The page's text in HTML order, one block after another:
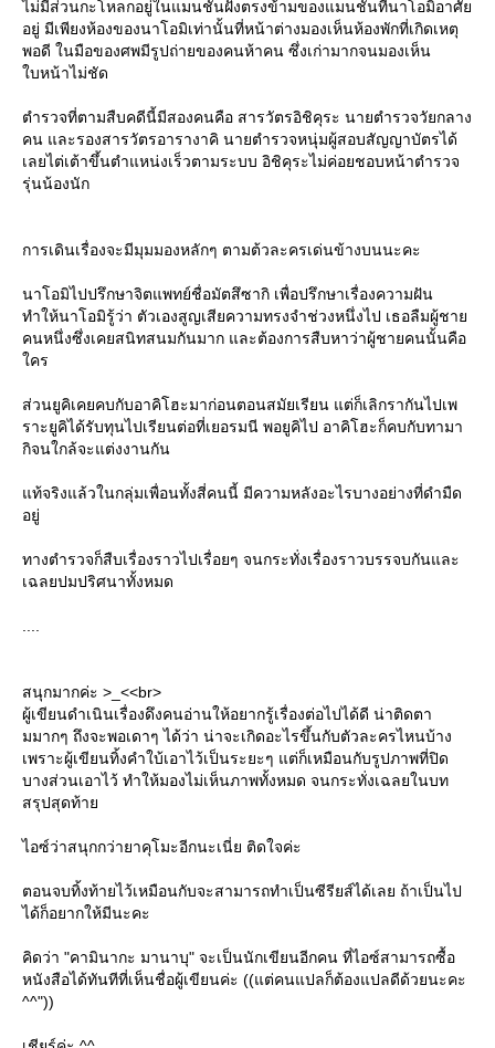
ไม่มีส่วนกะโหลกอยู่ในแมนชั่นฝั่งตรงข้ามของแมนชั่นที่นาโอมิอาศั
อยู่ มีเพียงห้องของนาโอมิเท่านั้นที่หน้าต่างมองเห็นห้องพักที่เกิดเหตุ
พอดี ในมือของศพมีรูปถ่ายของคนห้าคน ซึ่งเก่ามากจนมองเห็น
บหน้าไม่ชัด
ตำรวจที่ตามสืบคดีนี้มีสองคนคือ สารวัตรอิชิคุระ นายตำรวจวัยกลาง
คน และรองสารวัตรอารางาคิ นายตำรวจหนุ่มผู้สอบสัญญาบัตรได้
เลยไต่เต้าขึ้นตำแหน่งเร็วตามระบบ อิชิคุระไม่ค่อยชอบหน้าตำรวจ
รุ่นน้องนัก
การเดินเรื่องจะมีมุมมองหลักๆ ตามต้วละครเด่นข้างบนนะคะ
นาโอมิไปปรึกษาจิตแพทย์ชื่อมัตสึซากิ เพื่อปรึกษาเรื่องความฝัน
ทำให้นาโอมิรู้ว่า ตัวเองสูญเสียความทรงจำช่วงหนึ่งไป เธอลืมผู้ชา
คนหนึ่งซึ่งเคยสนิทสนมกันมาก และต้องการสืบหาว่าผู้ชายคนนั้นคือ
คร
ส่วนยูคิเคยคบกับอาคิโฮะมาก่อนตอนสมัยเรียน แต่ก็เลิกรากันไปเพ
ราะยูคิได้รับทุนไปเรียนต่อที่เยอรมนี พอยูคิไป อาคิโฮะก็คบกับทามา
กิจนใกล้จะแต่งงานกัน
ท้จริงแล้วในกลุ่มเพื่อนทั้งสี่คนนี้ มีความหลังอะไรบางอย่างที่ดำมืด
อยู่
ทางตำรวจก็สืบเรื่องราวไปเรื่อยๆ จนกระทั่งเรื่องราวบรรจบกันและ
เฉลยปมปริศนาทั้งหมด
สนุกมากค่ะ >_<<br>
ผู้เขียนดำเนินเรื่องดึงคนอ่านให้อยากรู้เรื่องต่อไปได้ดี น่าติดตา
มมากๆ ถึงจะพอเดาๆ ได้ว่า น่าจะเกิดอะไรขึ้นกับตัวละครไหนบ้าง
เพราะผู้เขียนทิ้งคำใบ้เอาไว้เป็นระยะๆ แต่ก็เหมือนกับรูปภาพที่ปิด
บางส่วนเอาไว้ ทำให้มองไม่เห็นภาพทั้งหมด จนกระทั่งเฉลยในบท
สรุปสุดท้า
ไอซ์ว่าสนุกกว่ายาคุโมะอีกนะเนี่ย ติดใจค่ะ
ตอนจบทิ้งท้ายไว้เหมือนกับจะสามารถทำเป็นซีรียส์ได้เลย ถ้าเป็นไป
ได้ก็อยากให้มีนะคะ
คิดว่า "คามินากะ มานาบุ" จะเป็นนักเขียนอีกคน ที่ไอซ์สามารถซื้อ
หนังสือได้ทันทีที่เห็นชื่อผู้เขียนค่ะ ((แต่คนแปลก็ต้องแปลดีด้วยนะคะ
^^"))